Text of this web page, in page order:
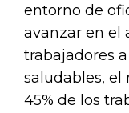
entorno de
avanzar en el
trabajadores
saludables,
45% de los